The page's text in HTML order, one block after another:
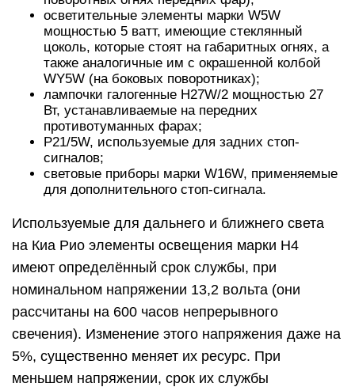
осветительные элементы марки W5W
мощностью 5 ватт, имеющие стеклянный
цоколь, которые стоят на габаритных огнях, а
также аналогичные им с окрашенной колбой
WY5W (на боковых поворотниках);
лампочки галогенные H27W/2 мощностью 27
Вт, устанавливаемые на передних
противотуманных фарах;
P21/5W, используемые для задних стоп-
сигналов;
световые приборы марки W16W, применяемые
для дополнительного стоп-сигнала.
Используемые для дальнего и ближнего света
на Киа Рио элементы освещения марки Н4
имеют определённый срок службы, при
номинальном напряжении 13,2 вольта (они
рассчитаны на 600 часов непрерывного
свечения). Изменение этого напряжения даже на
5%, существенно меняет их ресурс. При
меньшем напряжении, срок их службы